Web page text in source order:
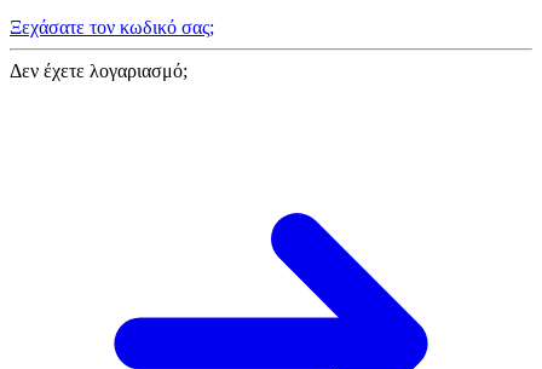
Ξεχάσατε τον κωδικό σας;
Δεν έχετε λογαριασμό;